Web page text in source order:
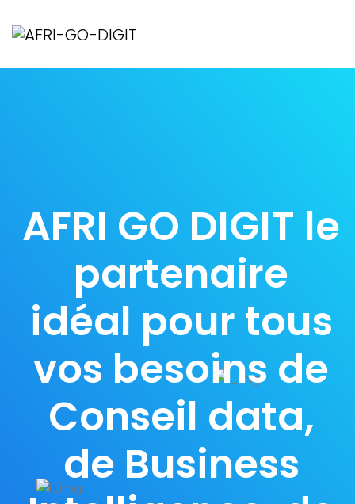
AFRI GO DIGIT le
partenaire
idéal pour tous
vos besoins de
Conseil data,
de Business